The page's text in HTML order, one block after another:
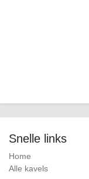
Snelle links
Home
Alle kavels